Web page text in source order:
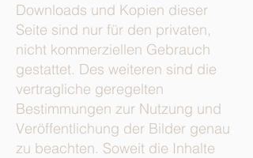
Downloads und Kopien dieser
Seite sind nur für den privaten,
nicht kommerziellen Gebrauch
gestattet. Des weiteren sind die
vertragliche geregelten
Bestimmungen zur Nutzung und
Veröffentlichung der Bilder genau
zu beachten. Soweit die Inhalte